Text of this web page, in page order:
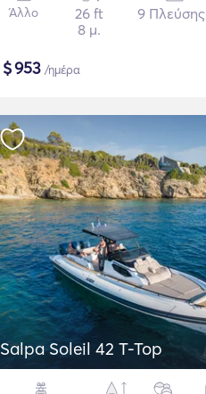
Άλλο
26 ft
8 μ.
9 Πλεύσης
$953 /ημέρα
Salpa Soleil 42 T-Top